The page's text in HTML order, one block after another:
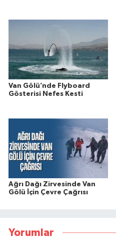
Van Gölü’nde Flyboard
Gösterisi Nefes Kesti
Ağrı Dağı Zirvesinde Van
Gölü İçin Çevre Çağrısı
Yorumlar